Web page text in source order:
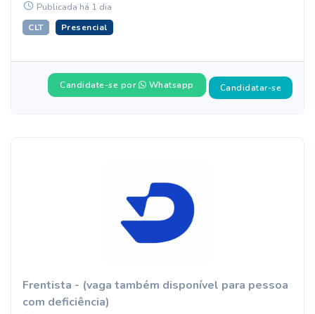
Publicada há 1 dia
CLT Presencial
Candidate-se por Whatsapp Candidatar-se
Frentista - (vaga também disponível para pessoa
com deficiência)